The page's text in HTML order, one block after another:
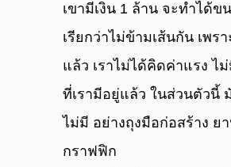
เขามีเงิน 1 ล้าน จะทําได้
เรียกว่าไม่ข้ามเส้นกัน เพ
แล้ว เราไม่ได้คิดค่าแรง
ที่เรามีอยู่แล้ว ในส่วนตัวนี้
ไม่มี อย่างถุงมือก่อสร้าง ย
กราฟฟิก